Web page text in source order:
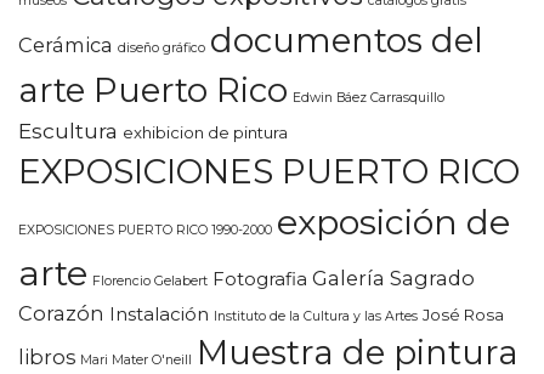
Cerámica diseño gráfico documentos del
arte Puerto Rico Edwin Báez Carrasquillo
Escultura exhibicion de pintura
EXPOSICIONES PUERTO RICO
EXPOSICIONES PUERTO RICO 1990-2000 exposición de
arte Florencio Gelabert Fotografia Galería Sagrado
Corazón Instalación Instituto de la Cultura y las Artes José Rosa
libros Mari Mater O'neill Muestra de pintura